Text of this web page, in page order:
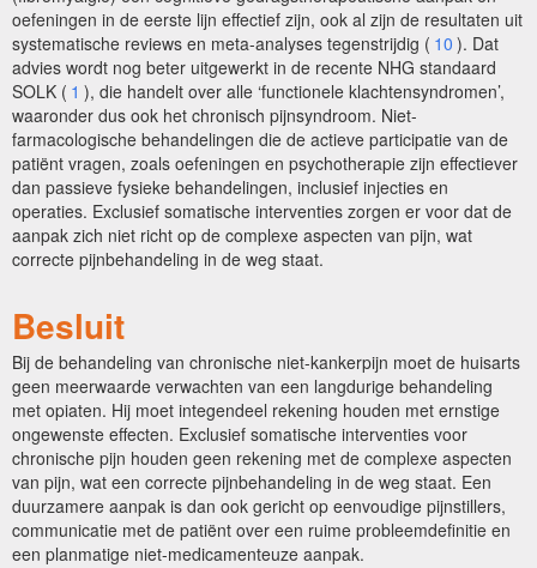
oefeningen in de eerste lijn effectief zijn, ook al zijn de resultaten uit
systematische reviews en meta-analyses tegenstrijdig ( 10 ). Dat
advies wordt nog beter uitgewerkt in de recente NHG standaard
SOLK ( 1 ), die handelt over alle ‘functionele klachtensyndromen’,
waaronder dus ook het chronisch pijnsyndroom. Niet-
farmacologische behandelingen die de actieve participatie van de
patiënt vragen, zoals oefeningen en psychotherapie zijn effectiever
dan passieve fysieke behandelingen, inclusief injecties en
operaties. Exclusief somatische interventies zorgen er voor dat de
aanpak zich niet richt op de complexe aspecten van pijn, wat
correcte pijnbehandeling in de weg staat.
Besluit
Bij de behandeling van chronische niet-kankerpijn moet de huisarts
geen meerwaarde verwachten van een langdurige behandeling
met opiaten. Hij moet integendeel rekening houden met ernstige
ongewenste effecten. Exclusief somatische interventies voor
chronische pijn houden geen rekening met de complexe aspecten
van pijn, wat een correcte pijnbehandeling in de weg staat. Een
duurzamere aanpak is dan ook gericht op eenvoudige pijnstillers,
communicatie met de patiënt over een ruime probleemdefinitie en
een planmatige niet-medicamenteuze aanpak.